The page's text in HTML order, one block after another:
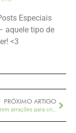
Especiais
aquele tipo de
<3
PRÓXIMO ARTIGO
Valle Nevado tem atrações para crianças – e aqui conto algumas!